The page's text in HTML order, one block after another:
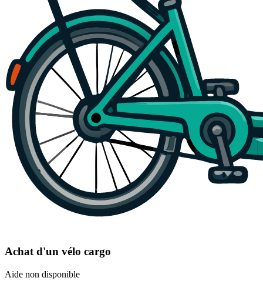
Achat d'un vélo cargo
Aide non disponible